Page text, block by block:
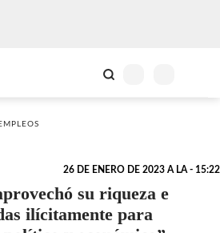
26 DE ENERO DE 2023 A LA - 15:22
su riqueza e
ilícitamente para